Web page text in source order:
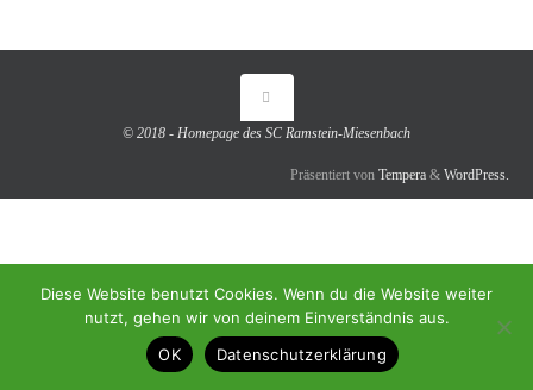
© 2018 - Homepage des SC Ramstein-Miesenbach
Präsentiert von Tempera & WordPress.
Diese Website benutzt Cookies. Wenn du die Website weiter
nutzt, gehen wir von deinem Einverständnis aus.
OK
Datenschutzerklärung